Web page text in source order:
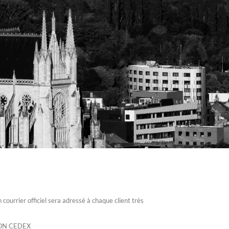
officiel sera adressé à chaque client très
CEDEX